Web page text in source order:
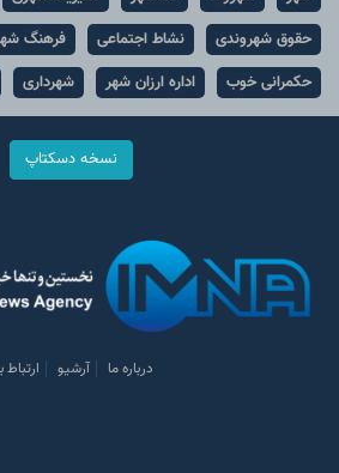
حقوق شهروندی
نشاط اجتماعی فرهنگ
حکمرانی خوب
اداره ارزان شهر شهرداری
نسخه دسکتاپ
درباره ما آرشیو ارتباط